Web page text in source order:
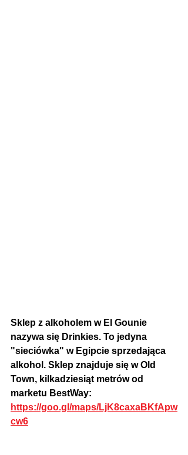
Sklep z alkoholem w El Gounie
nazywa się Drinkies. To jedyna
"sieciówka" w Egipcie sprzedająca
alkohol. Sklep znajduje się w Old
Town, kilkadziesiąt metrów od
marketu BestWay:
https://goo.gl/maps/LjK8caxaBKfApw
cw6